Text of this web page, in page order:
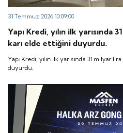
31 Temmuz 2026 10:09:00
Yapı Kredi, yılın ilk yarısında
karı elde ettiğini duyurdu.
Yapı Kredi, yılın ilk yarısında 31 milyar
duyurdu.